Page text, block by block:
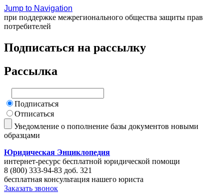
Jump to Navigation
при поддержке межрегионального общества защиты прав
потребителей
Подписаться на рассылку
Рассылка
Подписаться
Отписаться
Уведомление о пополнение базы документов новыми
образцами
Юридическая Энциклопедия
интернет-ресурс бесплатной юридической помощи
8 (800) 333-94-83 доб. 321
бесплатная консультация нашего юриста
Заказать звонок